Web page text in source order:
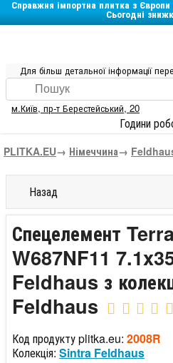
Справжня імпортна плитка з Європи
Сьогодні
Для більш детальної інформації
м.Київ, пр-т Берестейський, 20
Години
PLITKA.EU→ Німеччина→
Назад
Спецелемент
W687NF11
Feldhaus з
Feldhaus
Код продукту plitka.eu: 2008R
Колекція: Sintra Feldhaus